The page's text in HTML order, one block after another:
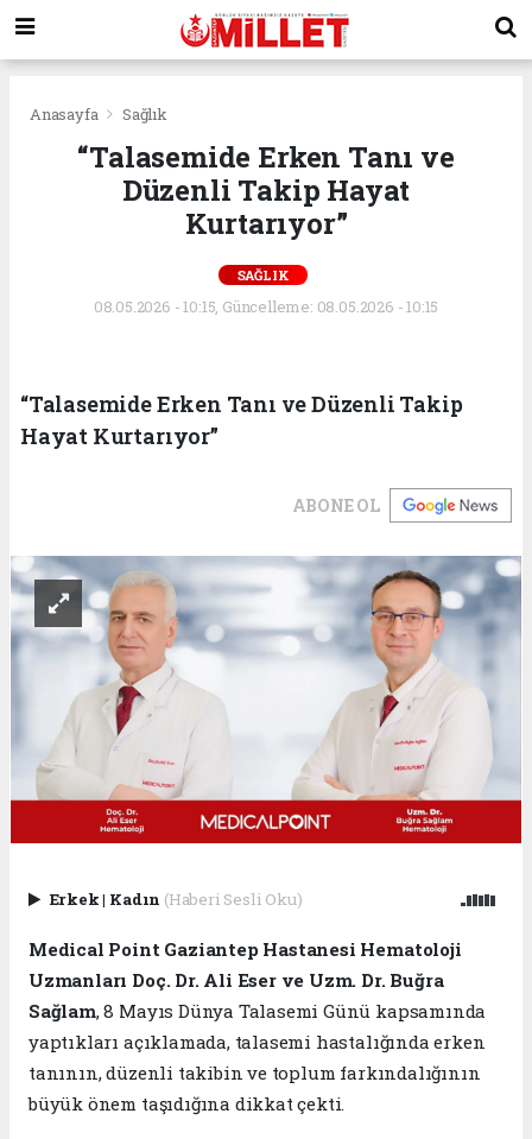
Anasayfa Sağlık
“Talasemide Erken Tanı ve
Düzenli Takip Hayat
Kurtarıyor”
SAĞLIK
08.05.2026 - 10:15, Güncelleme: 08.05.2026 - 10:15
“Talasemide Erken Tanı ve Düzenli Takip
Hayat Kurtarıyor”
ABONE OL
Erkek| Kadın (Haberi Sesli Oku)
Medical Point Gaziantep Hastanesi Hematoloji
Uzmanları Doç. Dr. Ali Eser ve Uzm. Dr. Buğra
Sağlam, 8 Mayıs Dünya Talasemi Günü kapsamında
yaptıkları açıklamada, talasemi hastalığında erken
tanının, düzenli takibin ve toplum farkındalığının
büyük önem taşıdığına dikkat çekti.